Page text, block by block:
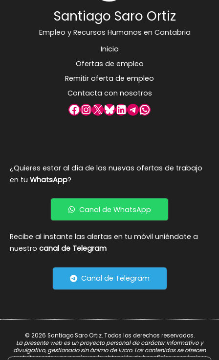
Santiago Saro Ortiz
Empleo y Recursos Humanos en Cantabria
Inicio
Ofertas de empleo
Remitir oferta de empleo
Contacta con nosotros
Facebook
Instagram
X Bluesky
LinkedIn
Telegram
WhatsApp
¿Quieres estar al día de las nuevas ofertas de trabajo
en tu WhatsApp?
Canal de WhatsApp
Recibe al instante las alertas en tu móvil uniéndote a
nuestro canal de Telegram
Canal de Telegram
© 2026 Santiago Saro Ortiz. Todos los derechos reservados.
La presente web es un proyecto personal de carácter informativo y
divulgativo, gestionado sin ánimo de lucro. Los contenidos se ofrecen
gratuitamente y no persiguen la obtención de beneficios económicos.